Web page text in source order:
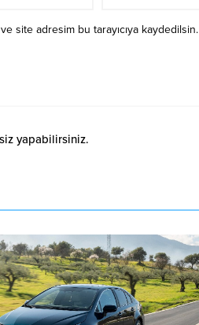
site adresim bu tarayıcıya kaydedilsin.
siz yapabilirsiniz.